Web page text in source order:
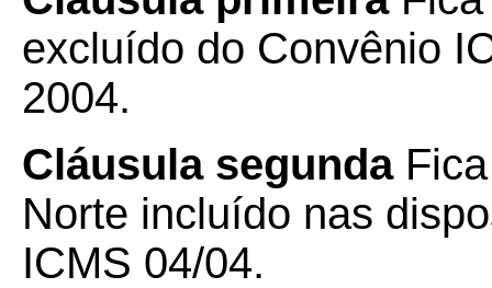
excluído do Convênio
2004.
Cláusula segunda
Norte incluído nas
ICMS 04/04.